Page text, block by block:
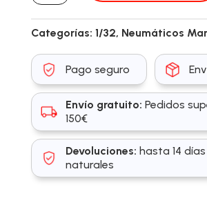
Categorías: 1/32, Neumáticos
Pago seguro
Envío gratuito: Pedidos
150€
Devoluciones: hasta 14 días
naturales